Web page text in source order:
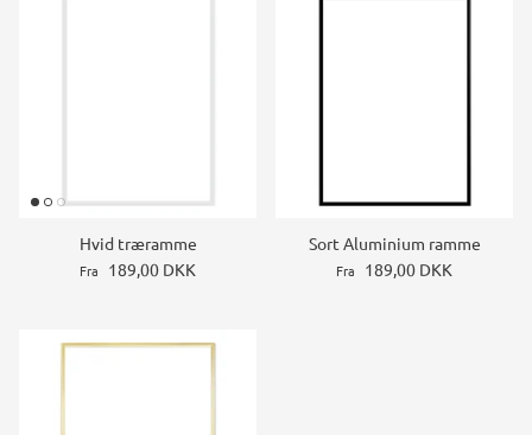
Hvid træramme
Fra 189,00 DKK
Sort Aluminium ramme
Fra 189,00 DKK